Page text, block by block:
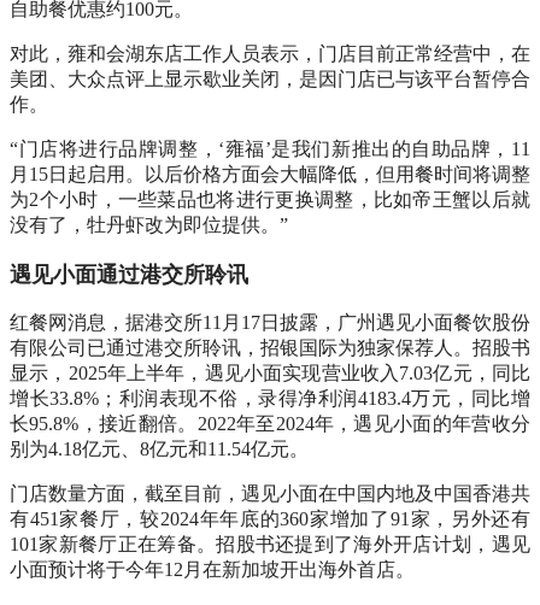
自助餐优惠约100元。
对此，雍和会湖东店工作人员表示，门店目前正常经营中，在
美团、大众点评上显示歇业关闭，是因门店已与该平台暂停合
作。
“门店将进行品牌调整，‘雍福’是我们新推出的自助品牌，11
月15日起启用。以后价格方面会大幅降低，但用餐时间将调整
为2个小时，一些菜品也将进行更换调整，比如帝王蟹以后就
没有了，牡丹虾改为即位提供。”
遇见小面通过港交所聆讯
红餐网消息，据港交所11月17日披露，广州遇见小面餐饮股份
有限公司已通过港交所聆讯，招银国际为独家保荐人。招股书
显示，2025年上半年，遇见小面实现营业收入7.03亿元，同比
增长33.8%；利润表现不俗，录得净利润4183.4万元，同比增
长95.8%，接近翻倍。2022年至2024年，遇见小面的年营收分
别为4.18亿元、8亿元和11.54亿元。
门店数量方面，截至目前，遇见小面在中国内地及中国香港共
有451家餐厅，较2024年年底的360家增加了91家，另外还有
101家新餐厅正在筹备。招股书还提到了海外开店计划，遇见
小面预计将于今年12月在新加坡开出海外首店。